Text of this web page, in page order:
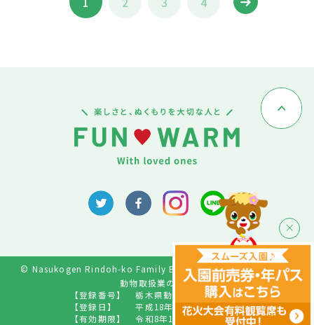
© Nasukogen Rindoh-ko Family Bokujo All Rights Reserved.
動物取扱業の登録
【登録番号】
栃木県動愛セ06展第009号
【登録日】
平成18年11月1日登録
【有効期限】
令和8年10月31日